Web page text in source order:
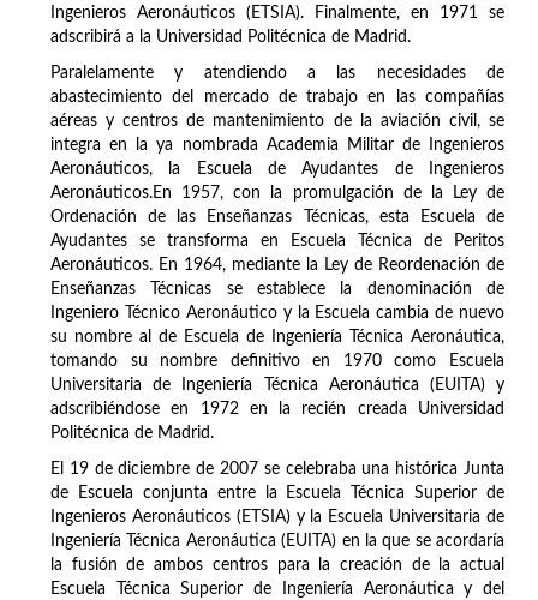
Ingenieros Aeronáuticos (ETSIA). Finalmente, en 1971 se
adscribirá a la Universidad Politécnica de Madrid.
Paralelamente y atendiendo a las necesidades de
abastecimiento del mercado de trabajo en las compañías
aéreas y centros de mantenimiento de la aviación civil, se
integra en la ya nombrada Academia Militar de Ingenieros
Aeronáuticos, la Escuela de Ayudantes de Ingenieros
Aeronáuticos.En 1957, con la promulgación de la Ley de
Ordenación de las Enseñanzas Técnicas, esta Escuela de
Ayudantes se transforma en Escuela Técnica de Peritos
Aeronáuticos. En 1964, mediante la Ley de Reordenación de
Enseñanzas Técnicas se establece la denominación de
Ingeniero Técnico Aeronáutico y la Escuela cambia de nuevo
su nombre al de Escuela de Ingeniería Técnica Aeronáutica,
tomando su nombre definitivo en 1970 como Escuela
Universitaria de Ingeniería Técnica Aeronáutica (EUITA) y
adscribiéndose en 1972 en la recién creada Universidad
Politécnica de Madrid.
El 19 de diciembre de 2007 se celebraba una histórica Junta
de Escuela conjunta entre la Escuela Técnica Superior de
Ingenieros Aeronáuticos (ETSIA) y la Escuela Universitaria de
Ingeniería Técnica Aeronáutica (EUITA) en la que se acordaría
la fusión de ambos centros para la creación de la actual
Escuela Técnica Superior de Ingeniería Aeronáutica y del